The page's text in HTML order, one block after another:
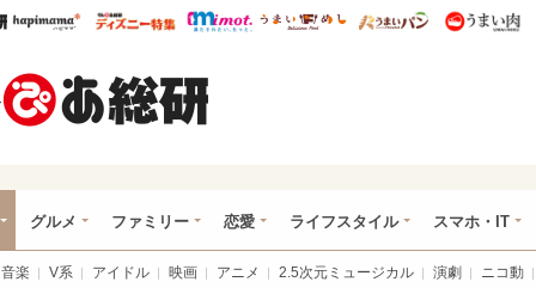
ウレぴあ総研ハピママ* ウレぴあ総研 ディズニー特集
mimot. うまいめし うまいパン
グルメ ファミリー 恋愛 ライフスタイル スマホ・IT
音楽 V系 アイドル 映画 アニメ 2.5次元ミュージカル 演劇 ニコ動